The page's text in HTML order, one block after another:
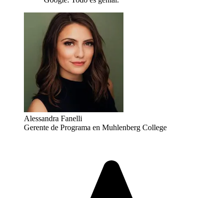
Alessandra Fanelli
Gerente de Programa en Muhlenberg College